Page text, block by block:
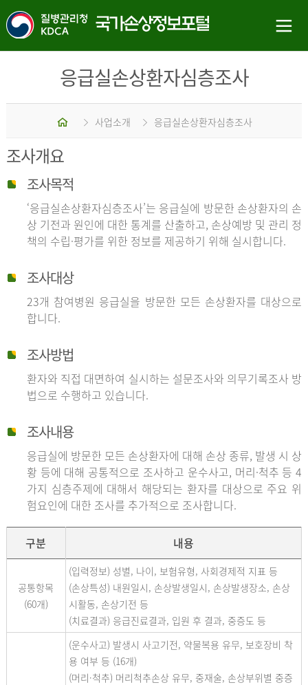
응급실손상환자심층조사
홈 사업소개 응급실손상환자심층조사
조사개요
조사목적
‘응급실손상환자심층조사’는 응급실에 방문한 손상환자의 손
상 기전과 원인에 대한 통계를 산출하고, 손상예방 및 관리 정
책의 수립·평가를 위한 정보를 제공하기 위해 실시합니다.
조사대상
23개 참여병원 응급실을 방문한 모든 손상환자를 대상으로
합니다.
조사방법
환자와 직접 대면하여 실시하는 설문조사와 의무기록조사 방
법으로 수행하고 있습니다.
조사내용
응급실에 방문한 모든 손상환자에 대해 손상 종류, 발생 시 상
황 등에 대해 공통적으로 조사하고 운수사고, 머리·척추 등 4
가지 심층주제에 대해서 해당되는 환자를 대상으로 주요 위
험요인에 대한 조사를 추가적으로 조사합니다.
구분 내용
공통항목
(60개)
(입력정보) 성별, 나이, 보험유형, 사회경제적 지표 등
(손상특성) 내원일시, 손상발생일시, 손상발생장소, 손상
시활동, 손상기전 등
(치료결과) 응급진료결과, 입원 후 결과, 중증도 등
(운수사고) 발생시 사고기전, 약물복용 유무, 보호장비 착
용 여부 등 (16개)
(머리·척추) 머리척추손상 유무, 중재술, 손상부위별 중증